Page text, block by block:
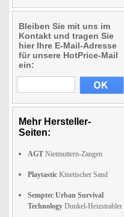
Bleiben Sie mit uns im
Kontakt und tragen Sie
hier Ihre E-Mail-Adresse
für unsere HotPrice-Mail
ein:
Mehr Hersteller-
Seiten:
AGT Nietmuttern-Zangen
Playtastic Kinetischer Sand
Semptec Urban Survival
Technology Dunkel-Heizstrahler